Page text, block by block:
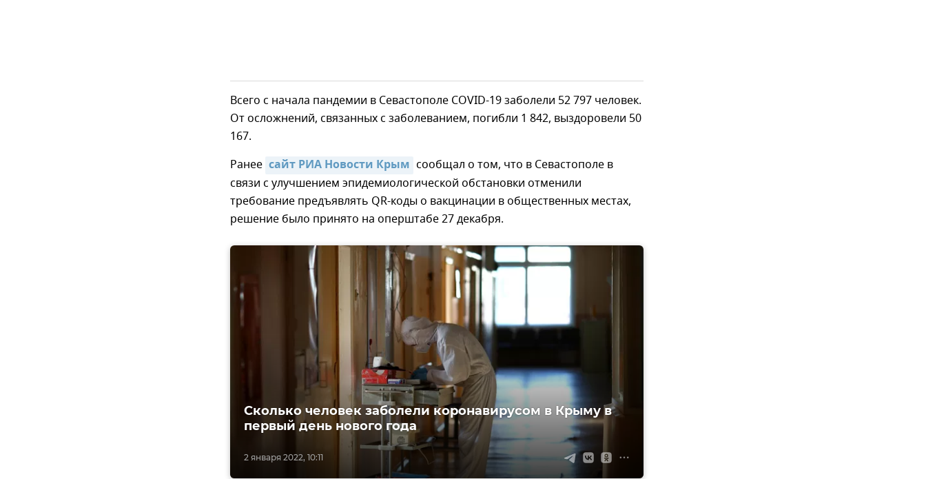
Всего с начала пандемии в Севастополе COVID-19 заболели 52 797 человек.
От осложнений, связанных с заболеванием, погибли 1 842, выздоровели 50
167.
Ранее сайт РИА Новости Крым сообщал о том, что в Севастополе в
связи с улучшением эпидемиологической обстановки отменили
требование предъявлять QR-коды о вакцинации в общественных местах,
решение было принято на оперштабе 27 декабря.
2 января 2022, 10:11
Сколько человек заболели коронавирусом в Крыму в
первый день нового года